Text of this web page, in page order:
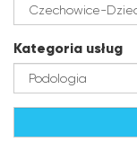
Kategoria usług